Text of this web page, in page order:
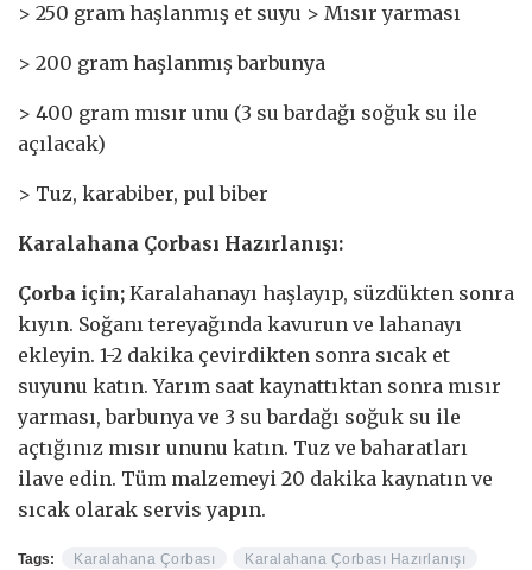
> 250 gram haşlanmış et suyu > Mısır yarması
> 200 gram haşlanmış barbunya
> 400 gram mısır unu (3 su bardağı soğuk su ile
açılacak)
> Tuz, karabiber, pul biber
Karalahana Çorbası Hazırlanışı:
Çorba için; Karalahanayı haşlayıp, süzdükten sonra
kıyın. Soğanı tereyağında kavurun ve lahanayı
ekleyin. 1-2 dakika çevirdikten sonra sıcak et
suyunu katın. Yarım saat kaynattıktan sonra mısır
yarması, barbunya ve 3 su bardağı soğuk su ile
açtığınız mısır ununu katın. Tuz ve baharatları
ilave edin. Tüm malzemeyi 20 dakika kaynatın ve
sıcak olarak servis yapın.
Tags: Karalahana Çorbası
Karalahana Çorbası Hazırlanışı